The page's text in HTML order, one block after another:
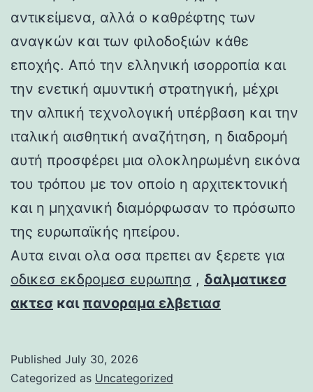
αντικείμενα, αλλά ο καθρέφτης των
αναγκών και των φιλοδοξιών κάθε
εποχής. Από την ελληνική ισορροπία και
την ενετική αμυντική στρατηγική, μέχρι
την αλπική τεχνολογική υπέρβαση και την
ιταλική αισθητική αναζήτηση, η διαδρομή
αυτή προσφέρει μια ολοκληρωμένη εικόνα
του τρόπου με τον οποίο η αρχιτεκτονική
και η μηχανική διαμόρφωσαν το πρόσωπο
της ευρωπαϊκής ηπείρου.
Αυτα ειναι ολα οσα πρεπει αν ξερετε για
οδικεσ εκδρομεσ ευρωπησ , δαλματικεσ
ακτεσ και πανοραμα ελβετιασ
Published July 30, 2026
Categorized as Uncategorized